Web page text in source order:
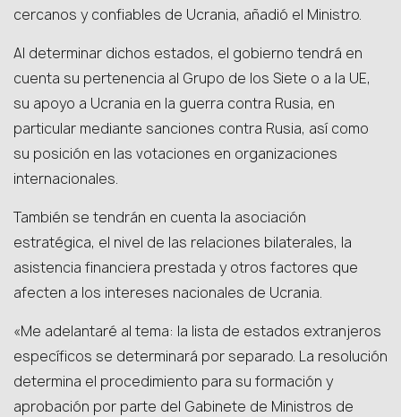
cercanos y confiables de Ucrania, añadió el Ministro.
Al determinar dichos estados, el gobierno tendrá en
cuenta su pertenencia al Grupo de los Siete o a la UE,
su apoyo a Ucrania en la guerra contra Rusia, en
particular mediante sanciones contra Rusia, así como
su posición en las votaciones en organizaciones
internacionales.
También se tendrán en cuenta la asociación
estratégica, el nivel de las relaciones bilaterales, la
asistencia financiera prestada y otros factores que
afecten a los intereses nacionales de Ucrania.
«Me adelantaré al tema: la lista de estados extranjeros
específicos se determinará por separado. La resolución
determina el procedimiento para su formación y
aprobación por parte del Gabinete de Ministros de